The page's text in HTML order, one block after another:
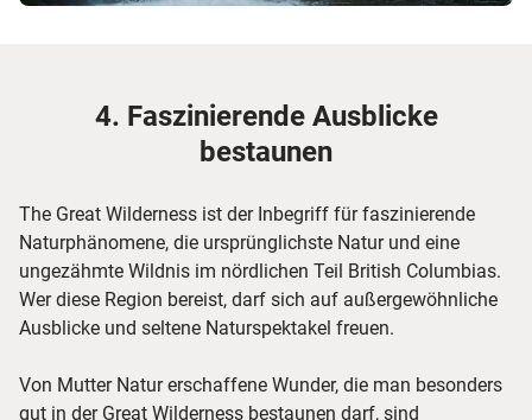
4. Faszinierende Ausblicke
bestaunen
The Great Wilderness ist der Inbegriff für faszinierende
Naturphänomene, die ursprünglichste Natur und eine
ungezähmte Wildnis im nördlichen Teil British Columbias.
Wer diese Region bereist, darf sich auf außergewöhnliche
Ausblicke und seltene Naturspektakel freuen.
Von Mutter Natur erschaffene Wunder, die man besonders
gut in der Great Wilderness bestaunen darf, sind